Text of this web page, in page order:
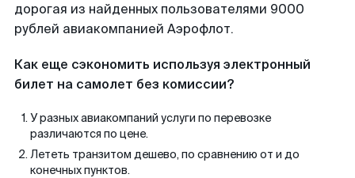
дорогая из найденных пользователями 9000
рублей авиакомпанией Аэрофлот.
Как еще сэкономить используя электронный
билет на самолет без комиссии?
У разных авиакомпаний услуги по перевозке
различаются по цене.
Лететь транзитом дешево, по сравнению от и до
конечных пунктов.